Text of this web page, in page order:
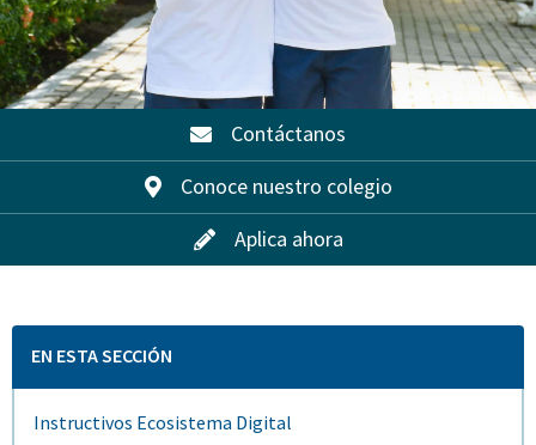
Contáctanos
Conoce nuestro colegio
Aplica ahora
EN ESTA SECCIÓN
Instructivos Ecosistema Digital